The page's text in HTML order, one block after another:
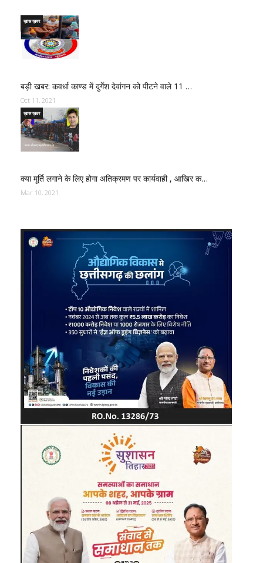
बड़ी खबर: कवर्धा काण्ड में दुर्गेश देवांगन को पीटने वाले 11 …
ख़ास ख़बर
Oct 11, 2021
क्या मूर्ति लगाने के लिए होगा अतिक्रमण पर कार्यवाही , आखिर क…
ख़ास ख़बर
Mar 10, 2021